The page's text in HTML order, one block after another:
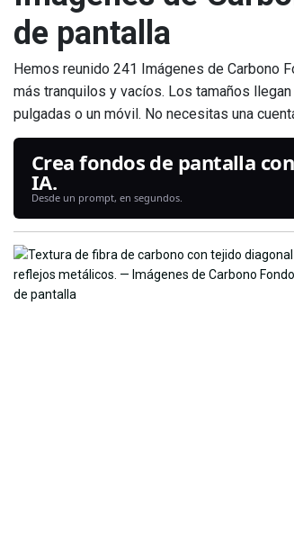
de pantalla
Hemos reunido 241 Imágenes de Carbono
más tranquilos y vacíos. Los tamaños
pulgadas o un móvil. No necesitas una
Crea fondos de pantalla con
IA.
Desde un prompt, en segundos.